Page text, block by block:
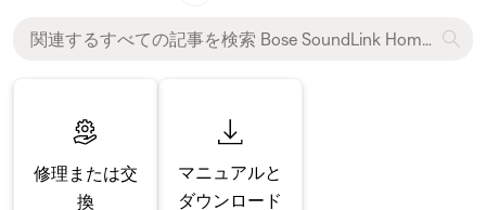
修理または交
換
マニュアルと
ダウンロード